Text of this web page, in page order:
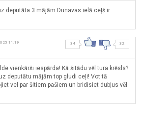
deputāta 3 mājām Dunavas ielā ceļš ir
11:19 34 32
vienkārši iespārda! Kā šitādu vēl tura krēsls?
deputātu mājām top gludi ceļi! Vot tā
vel par šitiem pašiem un bridisiet dubļus vēl